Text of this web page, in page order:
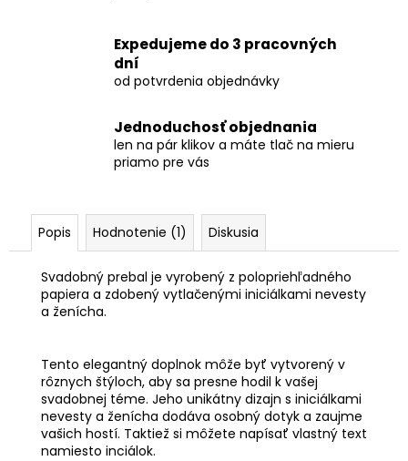
Expedujeme do 3 pracovných
dní
od potvrdenia objednávky
Jednoduchosť objednania
len na pár klikov a máte tlač na mieru
priamo pre vás
Popis Hodnotenie (1) Diskusia
Svadobný prebal je vyrobený z polopriehľadného
papiera a zdobený vytlačenými iniciálkami nevesty
a ženícha.
Tento elegantný doplnok môže byť vytvorený v
rôznych štýloch, aby sa presne hodil k vašej
svadobnej téme. Jeho unikátny dizajn s iniciálkami
nevesty a ženícha dodáva osobný dotyk a zaujme
vašich hostí. Taktiež si môžete napísať vlastný text
namiesto inciálok.